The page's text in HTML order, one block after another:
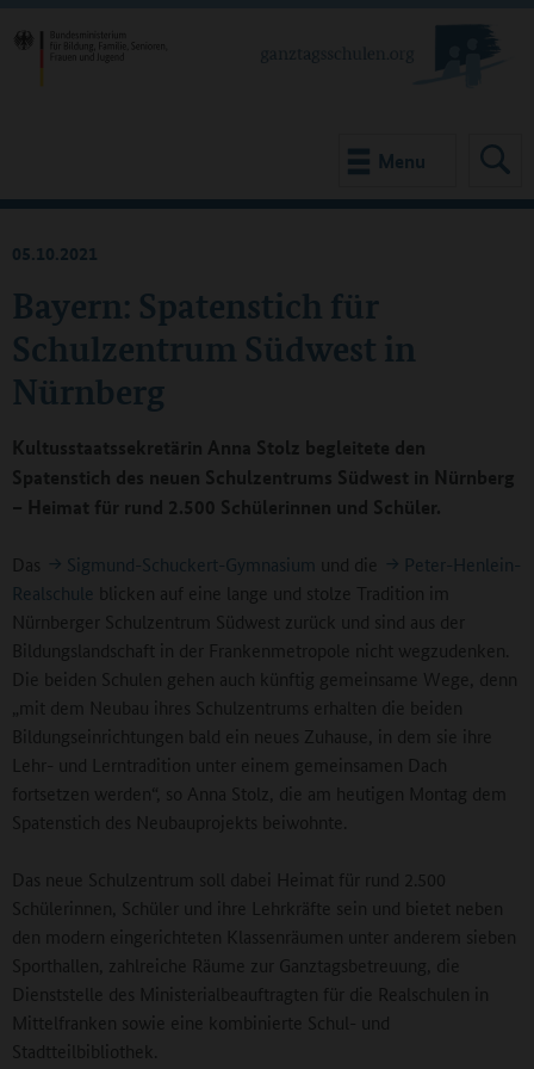
Menu
Bayern: Spatenstich für
Schulzentrum Südwest in
Nürnberg
05.10.2021
Kultusstaatssekretärin Anna Stolz begleitete den
Spatenstich des neuen Schulzentrums Südwest in Nürnberg
– Heimat für rund 2.500 Schülerinnen und Schüler.
Das Sigmund-Schuckert-Gymnasium und die
Peter-Henlein-
Realschule blicken auf eine lange und stolze Tradition im
Nürnberger Schulzentrum Südwest zurück und sind aus der
Bildungslandschaft in der Frankenmetropole nicht wegzudenken.
Die beiden Schulen gehen auch künftig gemeinsame Wege, denn
„mit dem Neubau ihres Schulzentrums erhalten die beiden
Bildungseinrichtungen bald ein neues Zuhause, in dem sie ihre
Lehr- und Lerntradition unter einem gemeinsamen Dach
fortsetzen werden“, so Anna Stolz, die am heutigen Montag dem
Spatenstich des Neubauprojekts beiwohnte.
Das neue Schulzentrum soll dabei Heimat für rund 2.500
Schülerinnen, Schüler und ihre Lehrkräfte sein und bietet neben
den modern eingerichteten Klassenräumen unter anderem sieben
Sporthallen, zahlreiche Räume zur Ganztagsbetreuung, die
Dienststelle des Ministerialbeauftragten für die Realschulen in
Mittelfranken sowie eine kombinierte Schul- und
Stadtteilbibliothek.